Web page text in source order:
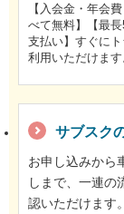
【入会金・年会
べて無料】【最
支払い】すぐに
利用いただけます
サブスク
お申し込みから
しまで、一連の
認いただけます。